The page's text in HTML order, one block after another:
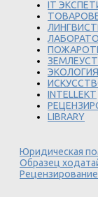
IT
ЭКОЛОГИЯ
INTELLEKT
LIBRARY
Юридическая
Образец
Рецензирование